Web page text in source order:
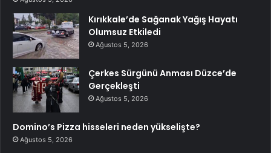
Kırıkkale’de Sağanak Yağış Hayatı
Olumsuz Etkiledi
Ağustos 5, 2026
Çerkes Sürgünü Anması Düzce’de
Gerçekleşti
Ağustos 5, 2026
Domino’s Pizza hisseleri neden yükselişte?
Ağustos 5, 2026